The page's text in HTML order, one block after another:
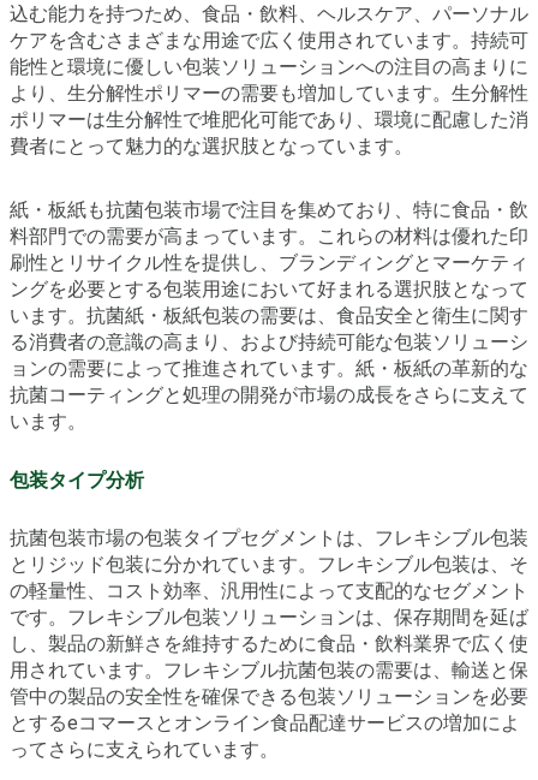
込む能力を持つため、食品・飲料、ヘルスケア、パーソナル
ケアを含むさまざまな用途で広く使用されています。持続可
能性と環境に優しい包装ソリューションへの注目の高まりに
より、生分解性ポリマーの需要も増加しています。生分解性
ポリマーは生分解性で堆肥化可能であり、環境に配慮した消
費者にとって魅力的な選択肢となっています。
紙・板紙も抗菌包装市場で注目を集めており、特に食品・飲
料部門での需要が高まっています。これらの材料は優れた印
刷性とリサイクル性を提供し、ブランディングとマーケティ
ングを必要とする包装用途において好まれる選択肢となって
います。抗菌紙・板紙包装の需要は、食品安全と衛生に関す
る消費者の意識の高まり、および持続可能な包装ソリューシ
ョンの需要によって推進されています。紙・板紙の革新的な
抗菌コーティングと処理の開発が市場の成長をさらに支えて
います。
包装タイプ分析
抗菌包装市場の包装タイプセグメントは、フレキシブル包装
とリジッド包装に分かれています。フレキシブル包装は、そ
の軽量性、コスト効率、汎用性によって支配的なセグメント
です。フレキシブル包装ソリューションは、保存期間を延ば
し、製品の新鮮さを維持するために食品・飲料業界で広く使
用されています。フレキシブル抗菌包装の需要は、輸送と保
管中の製品の安全性を確保できる包装ソリューションを必要
とするeコマースとオンライン食品配達サービスの増加によ
ってさらに支えられています。